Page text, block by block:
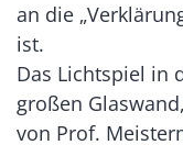
an die
ist.
Das Lichtspiel in
großen
von Prof.